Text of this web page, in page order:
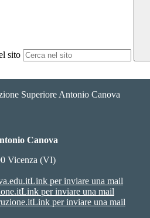
sito
Superiore Antonio Canova
Canova
Vicenza (VI)
Link per inviare una mail
Link per inviare una mail
Link per inviare una mail